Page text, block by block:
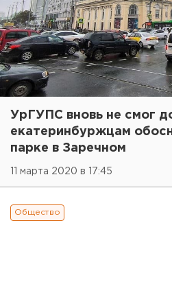
УрГУПС вновь не смог
екатеринбуржцам
парке в Заречном
11 марта 2020 в 17:45
Общество